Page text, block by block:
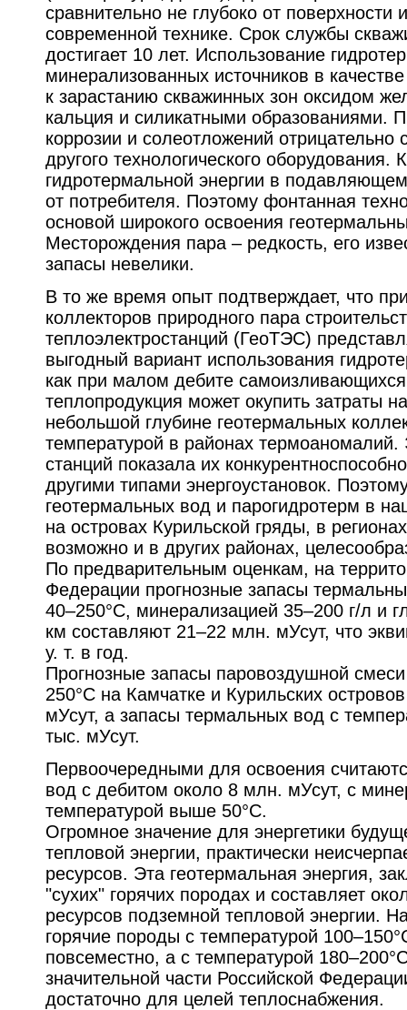
сравнительно не глубоко от поверхности
современной технике. Срок службы
достигает 10 лет. Использование
минерализованных источников в
к зарастанию скважинных зон оксидом
кальция и силикатными образованиями.
коррозии и солеотложений отрицательно
другого технологического оборудования.
гидротермальной энергии в
от потребителя. Поэтому фонтанная
основой широкого освоения
Месторождения пара – редкость, его
запасы невелики.
В то же время опыт подтверждает, что
коллекторов природного пара
теплоэлектростанций (ГеоТЭС)
выгодный вариант использования
как при малом дебите
теплопродукция может окупить затраты
небольшой глубине геотермальных
температурой в районах термоаномалий.
станций показала их
другими типами энергоустановок.
геотермальных вод и парогидротерм в
на островах Курильской гряды, в
возможно и в других районах,
По предварительным оценкам, на
Федерации прогнозные запасы
40–250°С, минерализацией 35–200 г/л и
км составляют 21–22 млн. мУсут, что
у. т. в год.
Прогнозные запасы паровоздушной
250°С на Камчатке и Курильских
мУсут, а запасы термальных вод с
тыс. мУсут.
Первоочередными для освоения
вод с дебитом около 8 млн. мУсут, с
температурой выше 50°С.
Огромное значение для энергетики
тепловой энергии, практически
ресурсов. Эта геотермальная энергия,
"сухих" горячих породах и составляет
ресурсов подземной тепловой энергии.
горячие породы с температурой
повсеместно, а с температурой
значительной части Российской
достаточно для целей теплоснабжения.